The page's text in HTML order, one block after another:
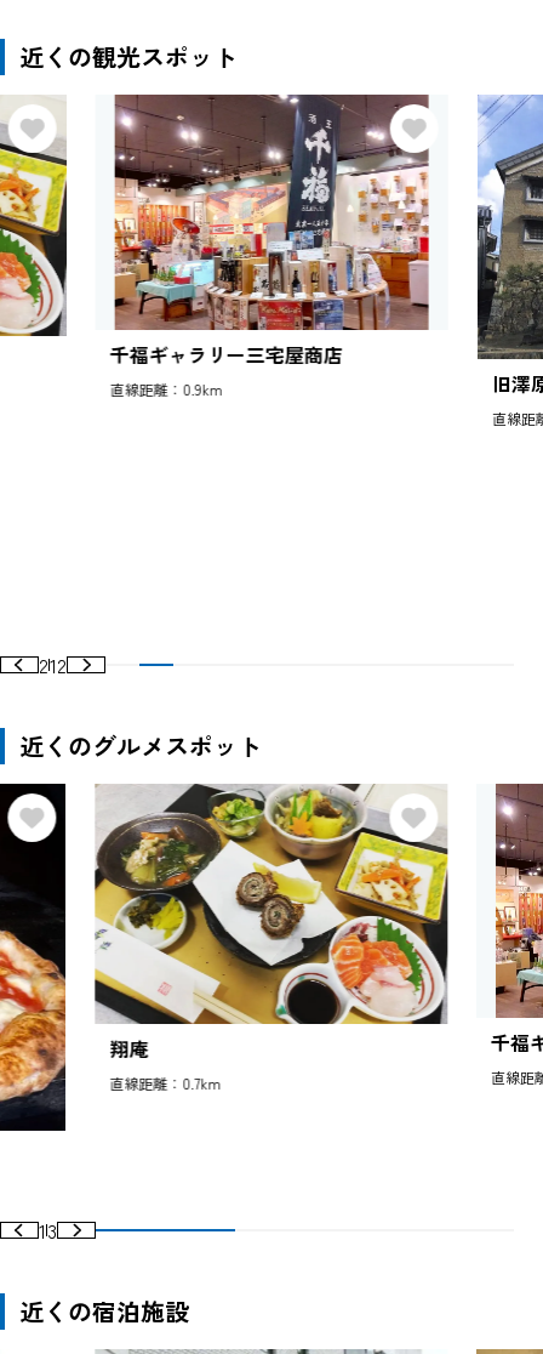
近くの観光スポット
千福ギャラリー三宅屋商店
直線距離：0.9km 旧澤
直線距
212
近くのグルメスポット
翔庵
直線距離：0.7km
千福
直線距
13
近くの宿泊施設